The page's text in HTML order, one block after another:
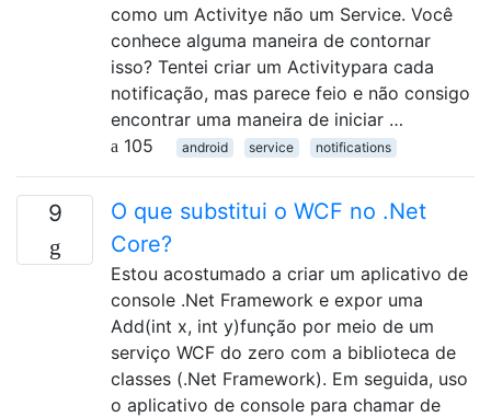
como um Activitye não um Service. Você
conhece alguma maneira de contornar
isso? Tentei criar um Activitypara cada
notificação, mas parece feio e não consigo
encontrar uma maneira de iniciar …
105
android service notifications
9
O que substitui o WCF no .Net
Core?
Estou acostumado a criar um aplicativo de
console .Net Framework e expor uma
Add(int x, int y)função por meio de um
serviço WCF do zero com a biblioteca de
classes (.Net Framework). Em seguida, uso
o aplicativo de console para chamar de